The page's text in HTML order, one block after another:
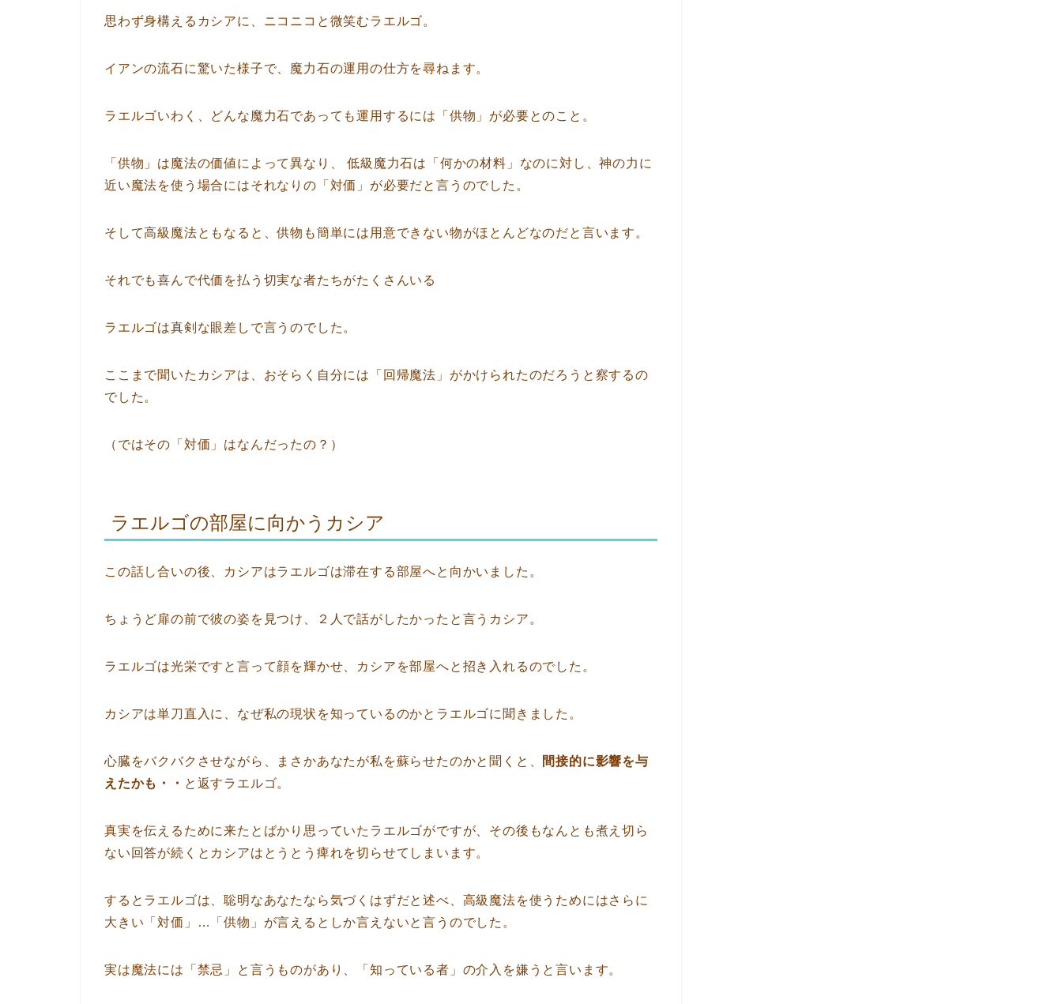
思わず身構えるカシアに、ニコニコと微笑むラエルゴ。
イアンの流石に驚いた様子で、魔力石の運用の仕方を尋ねます。
ラエルゴいわく、どんな魔力石であっても運用するには「供物」が必要とのこと。
「供物」は魔法の価値によって異なり、 低級魔力石は「何かの材料」なのに対し、神の力に
近い魔法を使う場合にはそれなりの「対価」が必要だと言うのでした。
そして高級魔法ともなると、供物も簡単には用意できない物がほとんどなのだと言います。
それでも喜んで代価を払う切実な者たちがたくさんいる
ラエルゴは真剣な眼差しで言うのでした。
ここまで聞いたカシアは、おそらく自分には「回帰魔法」がかけられたのだろうと察するの
でした。
（ではその「対価」はなんだったの？）
ラエルゴの部屋に向かうカシア
この話し合いの後、カシアはラエルゴは滞在する部屋へと向かいました。
ちょうど扉の前で彼の姿を見つけ、２人で話がしたかったと言うカシア。
ラエルゴは光栄ですと言って顔を輝かせ、カシアを部屋へと招き入れるのでした。
カシアは単刀直入に、なぜ私の現状を知っているのかとラエルゴに聞きました。
心臓をバクバクさせながら、まさかあなたが私を蘇らせたのかと聞くと、 間接的に影響を与
えたかも・・ と返すラエルゴ。
真実を伝えるために来たとばかり思っていたラエルゴがですが、その後もなんとも煮え切ら
ない回答が続くとカシアはとうとう痺れを切らせてしまいます。
するとラエルゴは、聡明なあなたなら気づくはずだと述べ、高級魔法を使うためにはさらに
大きい「対価」…「供物」が言えるとしか言えないと言うのでした。
実は魔法には「禁忌」と言うものがあり、「知っている者」の介入を嫌うと言います。